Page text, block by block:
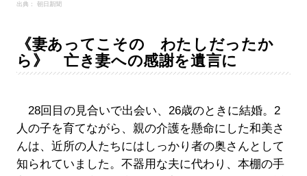
出典： 朝日新聞
《妻あってこその わたしだったか
ら》 亡き妻への感謝を遺言に
28回目の見合いで出会い、26歳のときに結婚。2
人の子を育てながら、親の介護を懸命にした和美さ
んは、近所の人たちにはしっかり者の奥さんとして
知られていました。不器用な夫に代わり、本棚の手